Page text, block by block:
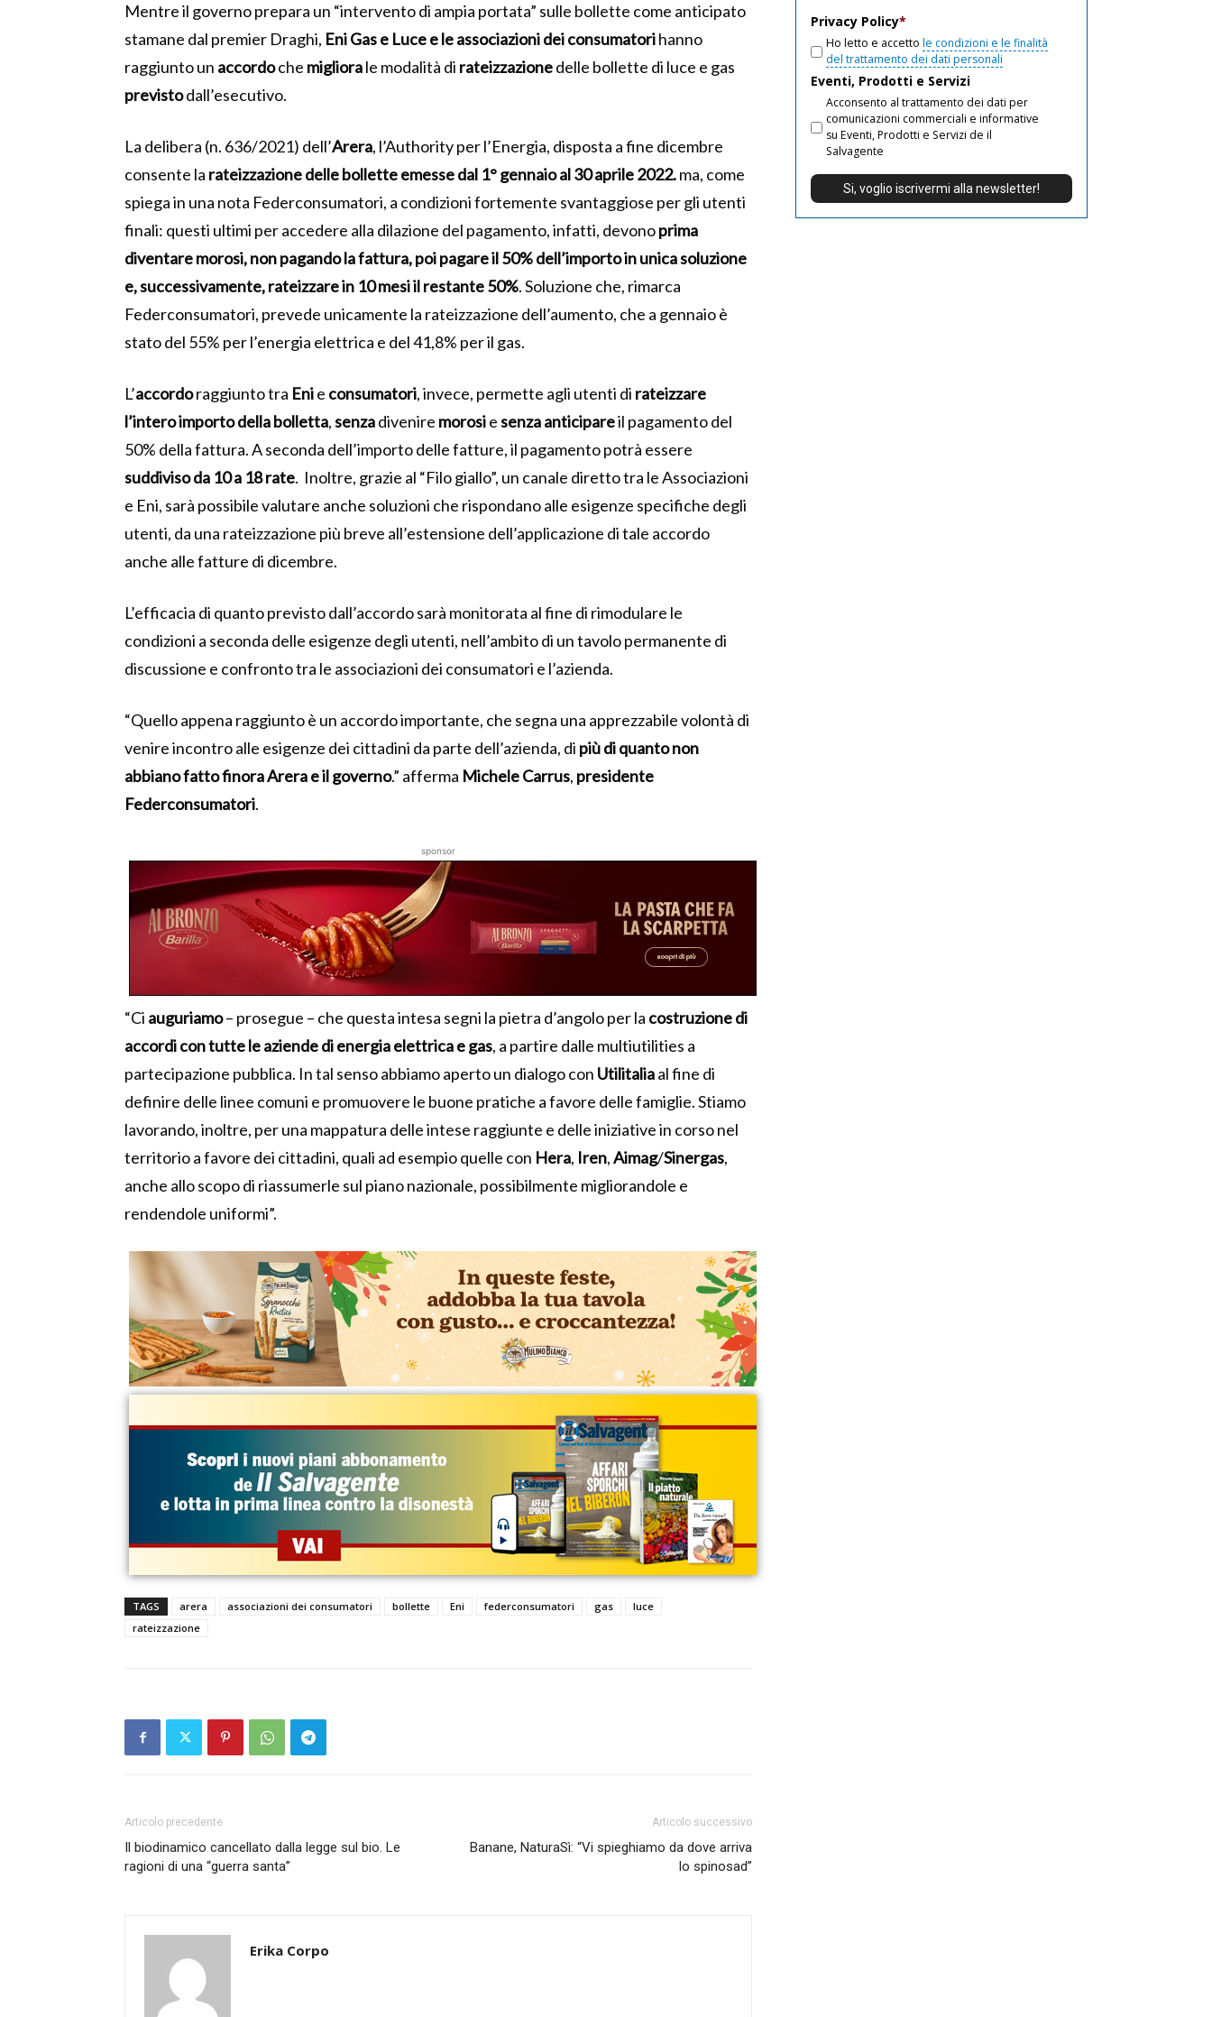
Mentre il governo prepara un “intervento di ampia portata” sulle bollette come anticipato
stamane dal premier Draghi, Eni Gas e Luce e le associazioni dei consumatorihanno
raggiunto un accordoche migliorale modalità di rateizzazionedelle bollette di luce e gas
previstodall’esecutivo.
La delibera (n. 636/2021) dell’Arera, l’Authority per l’Energia, disposta a fine dicembre
consente la rateizzazione delle bollette emesse dal 1° gennaio al 30 aprile 2022.ma, come
spiega in una nota Federconsumatori, a condizioni fortemente svantaggiose per gli utenti
finali: questi ultimi per accedere alla dilazione del pagamento, infatti, devonoprima
diventare morosi, non pagando la fattura, poi pagare il 50% dell’importo in unica soluzione
e, successivamente, rateizzare in 10 mesi il restante 50%. Soluzione che, rimarca
Federconsumatori, prevede unicamente la rateizzazione dell’aumento, che a gennaio è
stato del 55% per l’energia elettrica e del 41,8% per il gas.
L’accordoraggiunto tra Enie consumatori, invece, permette agli utenti di rateizzare
l’intero importo della bolletta,senzadivenire morosiesenzaanticipareil pagamento del
50% della fattura. A seconda dell’importo delle fatture, il pagamento potrà essere
suddiviso da 10 a 18 rate. Inoltre, grazie al “Filo giallo”, un canale diretto tra le Associazioni
e Eni, sarà possibile valutare anche soluzioni che rispondano alle esigenze specifiche degli
utenti, da una rateizzazione più breve all’estensione dell’applicazione di tale accordo
anche alle fatture di dicembre.
L’efficacia di quanto previsto dall’accordo sarà monitorata al fine di rimodulare le
condizioni a seconda delle esigenze degli utenti, nell’ambito di un tavolo permanente di
discussione e confronto tra le associazioni dei consumatori e l’azienda.
“Quello appena raggiunto è un accordo importante, che segna una apprezzabile volontà di
venire incontro alle esigenze dei cittadini da parte dell’azienda, di più di quanto non
abbiano fatto finora Arera e il governo.” afferma Michele Carrus, presidente
Federconsumatori.
sponsor
“Ci auguriamo– prosegue – che questa intesa segni la pietra d’angolo per la costruzione di
accordi con tutte le aziende di energia elettrica e gas, a partire dalle multiutilities a
partecipazione pubblica. In tal senso abbiamo aperto un dialogo con Utilitaliaal fine di
definire delle linee comuni e promuovere le buone pratiche a favore delle famiglie. Stiamo
lavorando, inoltre, per una mappatura delle intese raggiunte e delle iniziative in corso nel
territorio a favore dei cittadini, quali ad esempio quelle con Hera, Iren,Aimag/Sinergas,
anche allo scopo di riassumerle sul piano nazionale, possibilmente migliorandole e
rendendole uniformi”.
TAGS arera associazioni dei consumatori bollette Eni federconsumatori gas
luce
rateizzazione
Articolo precedente
Il biodinamico cancellato dalla legge sul bio. Le
ragioni di una “guerra santa”
Articolo successivo
Banane, NaturaSì: “Vi spieghiamo da dove arriva
lo spinosad”
Erika Corpo
Privacy Policy*
Ho letto e accetto le condizioni e le finalità
del trattamento dei dati personali
Eventi, Prodotti e Servizi
Acconsento al trattamento dei dati per
comunicazioni commerciali e informative
su Eventi, Prodotti e Servizi de il
Salvagente